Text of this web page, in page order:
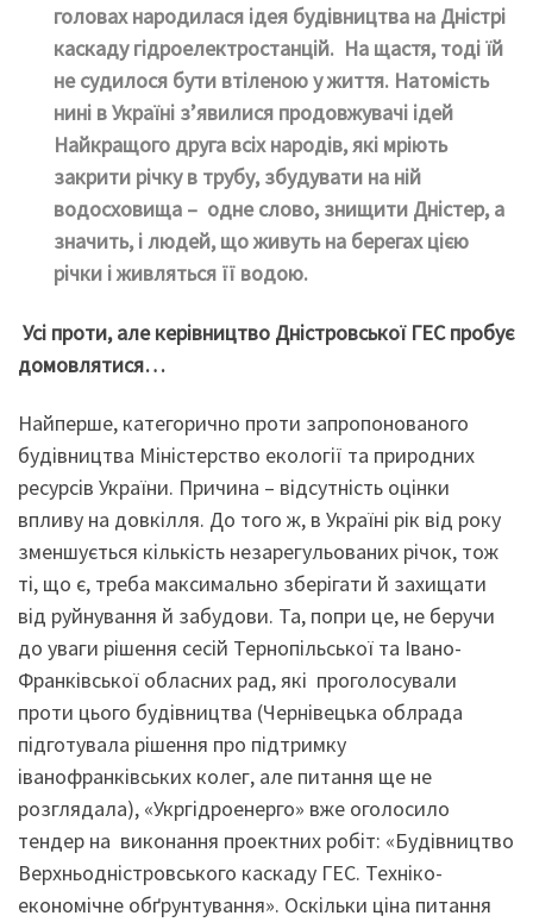
головах народилася ідея будівництва на Дністрі
каскаду гідроелектростанцій. На щастя, тоді їй
не судилося бути втіленою у життя. Натомість
нині в Україні з’явилися продовжувачі ідей
Найкращого друга всіх народів, які мріють
закрити річку в трубу, збудувати на ній
водосховища – одне слово, знищити Дністер, а
значить, і людей, що живуть на берегах цією
річки і живляться її водою.
Усі проти, але керівництво Дністровської ГЕС пробує
домовлятися…
Найперше, категорично проти запропонованого
будівництва Міністерство екології та природних
ресурсів України. Причина – відсутність оцінки
впливу на довкілля. До того ж, в Україні рік від року
зменшується кількість незарегульованих річок, тож
ті, що є, треба максимально зберігати й захищати
від руйнування й забудови. Та, попри це, не беручи
до уваги рішення сесій Тернопільської та Івано-
Франківської обласних рад, які проголосували
проти цього будівництва (Чернівецька облрада
підготувала рішення про підтримку
іванофранківських колег, але питання ще не
розглядала), «Укргідроенерго» вже оголосило
тендер на виконання проектних робіт: «Будівництво
Верхньодністровського каскаду ГЕС. Техніко-
економічне обґрунтування». Оскільки ціна питання